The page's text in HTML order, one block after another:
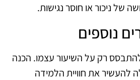
של ניכור או חוסר נגישות.
נוספים
רק על השיעור עצמו. הכנה
להעשיר את חוויית הלמידה